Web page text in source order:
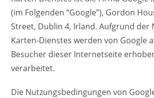
(im Folgenden “Google”), Gordon
Street, Dublin 4, Irland. Aufgrund der
Karten-Dienstes werden von Google
Besucher dieser Internetseite
verarbeitet.
Die Nutzungsbedingungen von